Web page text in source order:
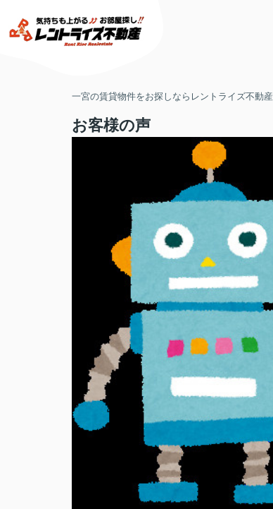
一宮の賃貸物件をお探しならレントライズ不動産
お客様の声